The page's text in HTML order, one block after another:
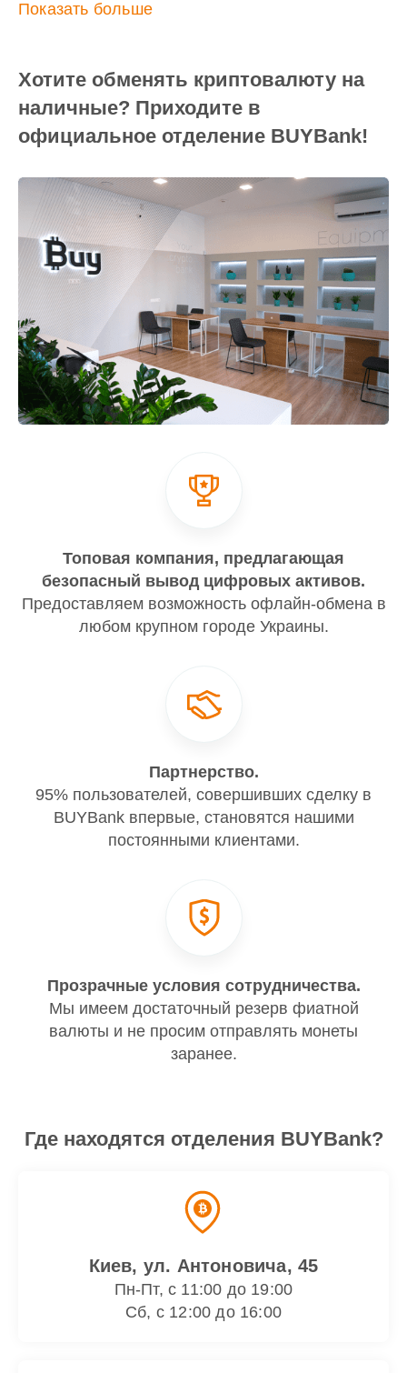
Хотите обменять криптовалюту на
наличные? Приходите в
официальное отделение BUYBank!
Топовая компания, предлагающая
безопасный вывод цифровых активов.
Предоставляем возможность офлайн-обмена в
любом крупном городе Украины.
Партнерство.
95% пользователей, совершивших сделку в
BUYBank впервые, становятся нашими
постоянными клиентами.
Прозрачные условия сотрудничества.
Мы имеем достаточный резерв фиатной
валюты и не просим отправлять монеты
заранее.
Показать больше
Где находятся отделения BUYBank?
Киев, ул. Антоновича, 45
Пн-Пт, с 11:00 до 19:00
Сб, с 12:00 до 16:00